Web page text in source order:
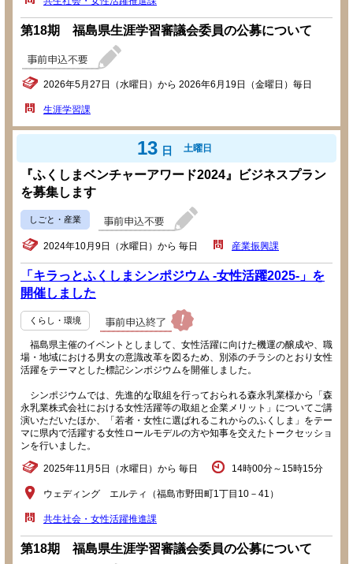
第18期 福島県生涯学習審議会委員の公募について
2026年5月27日（水曜日）から 2026年6月19日（金曜日）毎日
生涯学習課
13 日 土曜日
『ふくしまベンチャーアワード2024』ビジネスプラン
を募集します
しごと・産業
2024年10月9日（水曜日）から 毎日 産業振興課
「キラっとふくしまシンポジウム -女性活躍2025-」を
開催しました
くらし・環境
福島県主催のイベントとしまして、女性活躍に向けた機運の醸成や、職
場・地域における男女の意識改革を図るため、別添のチラシのとおり女性
活躍をテーマとした標記シンポジウムを開催しました。
シンポジウムでは、先進的な取組を行っておられる森永乳業様から「森
永乳業株式会社における女性活躍等の取組と企業メリット」についてご講
演いただいたほか、「若者・女性に選ばれるこれからのふくしま」をテー
マに県内で活躍する女性ロールモデルの方や知事を交えたトークセッショ
ンを行いました。
2025年11月5日（水曜日）から 毎日 14時00分～15時15分
ウェディング エルティ（福島市野田町1丁目10－41）
共生社会・女性活躍推進課
第18期 福島県生涯学習審議会委員の公募について